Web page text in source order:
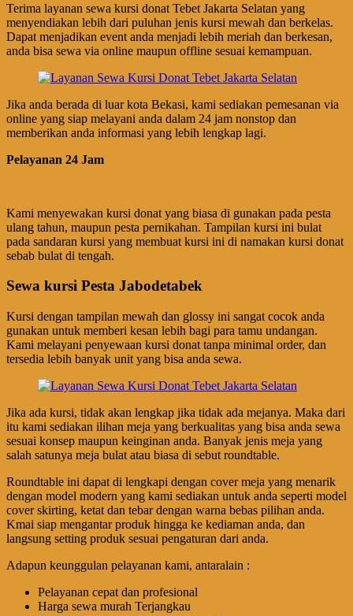
Terima layanan sewa kursi donat Tebet Jakarta Selatan yang
menyendiakan lebih dari puluhan jenis kursi mewah dan berkelas.
Dapat menjadikan event anda menjadi lebih meriah dan berkesan,
anda bisa sewa via online maupun offline sesuai kemampuan.
Jika anda berada di luar kota Bekasi, kami sediakan pemesanan via
online yang siap melayani anda dalam 24 jam nonstop dan
memberikan anda informasi yang lebih lengkap lagi.
Pelayanan 24 Jam
Kami menyewakan kursi donat yang biasa di gunakan pada pesta
ulang tahun, maupun pesta pernikahan. Tampilan kursi ini bulat
pada sandaran kursi yang membuat kursi ini di namakan kursi donat
sebab bulat di tengah.
Sewa kursi Pesta Jabodetabek
Kursi dengan tampilan mewah dan glossy ini sangat cocok anda
gunakan untuk memberi kesan lebih bagi para tamu undangan.
Kami melayani penyewaan kursi donat tanpa minimal order, dan
tersedia lebih banyak unit yang bisa anda sewa.
Jika ada kursi, tidak akan lengkap jika tidak ada mejanya. Maka dari
itu kami sediakan ilihan meja yang berkualitas yang bisa anda sewa
sesuai konsep maupun keinginan anda. Banyak jenis meja yang
salah satunya meja bulat atau biasa di sebut roundtable.
Roundtable ini dapat di lengkapi dengan cover meja yang menarik
dengan model modern yang kami sediakan untuk anda seperti model
cover skirting, ketat dan tebar dengan warna bebas pilihan anda.
Kmai siap mengantar produk hingga ke kediaman anda, dan
langsung setting produk sesuai pengaturan dari anda.
Adapun keunggulan pelayanan kami, antaralain :
Pelayanan cepat dan profesional
Harga sewa murah Terjangkau